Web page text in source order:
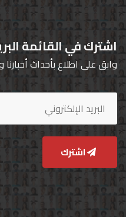
اشترك في القائمة
وابق على اطلاع بأحداث أخبارنا
اشترك